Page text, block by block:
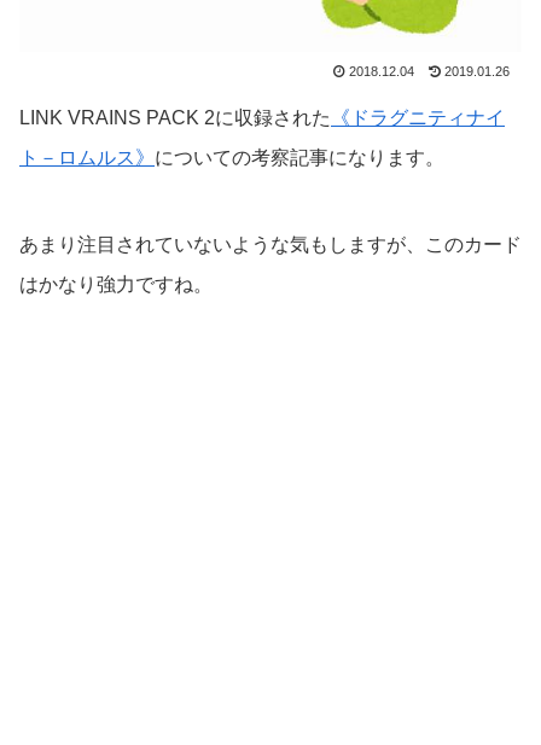
2018.12.04 2019.01.26
LINK VRAINS PACK 2に収録された
《ドラグニティナイ
ト－ロムルス》 についての考察記事になります。
あまり注目されていないような気もしますが、このカード
はかなり強力ですね。